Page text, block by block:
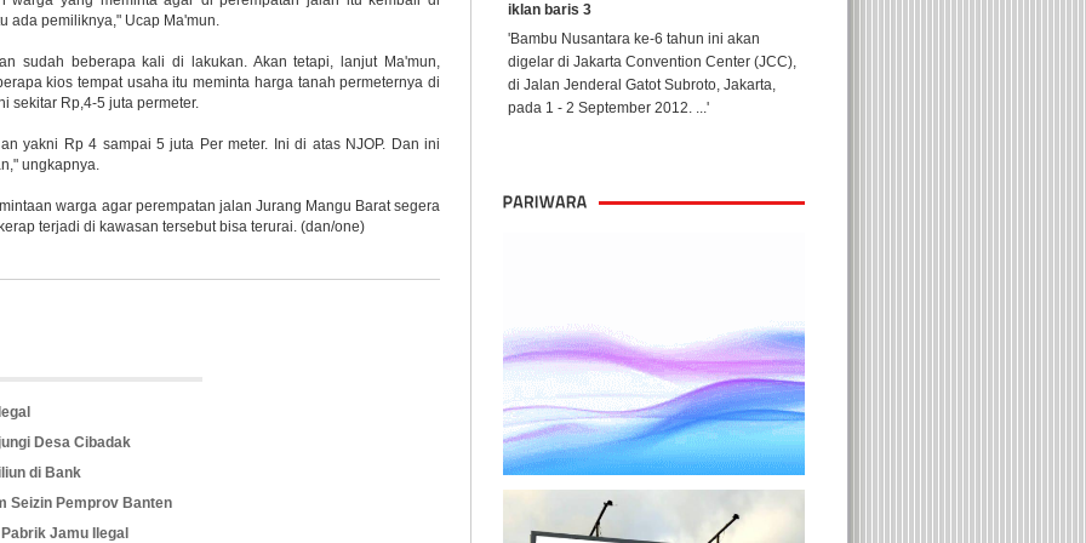
ada pemiliknya," Ucap Ma'mun.
sudah beberapa kali di lakukan. Akan tetapi, lanjut Ma'mun,
kios tempat usaha itu meminta harga tanah permeternya di
sekitar Rp,4-5 juta permeter.
yakni Rp 4 sampai 5 juta Per meter. Ini di atas NJOP. Dan ini
ungkapnya.
warga agar perempatan jalan Jurang Mangu Barat segera
terjadi di kawasan tersebut bisa terurai. (dan/one)
Desa Cibadak
di Bank
Seizin Pemprov Banten
Jamu Ilegal
iklan baris 3
'Bambu Nusantara ke-6 tahun ini akan
digelar di Jakarta Convention Center (JCC),
di Jalan Jenderal Gatot Subroto, Jakarta,
pada 1 - 2 September 2012. ...'